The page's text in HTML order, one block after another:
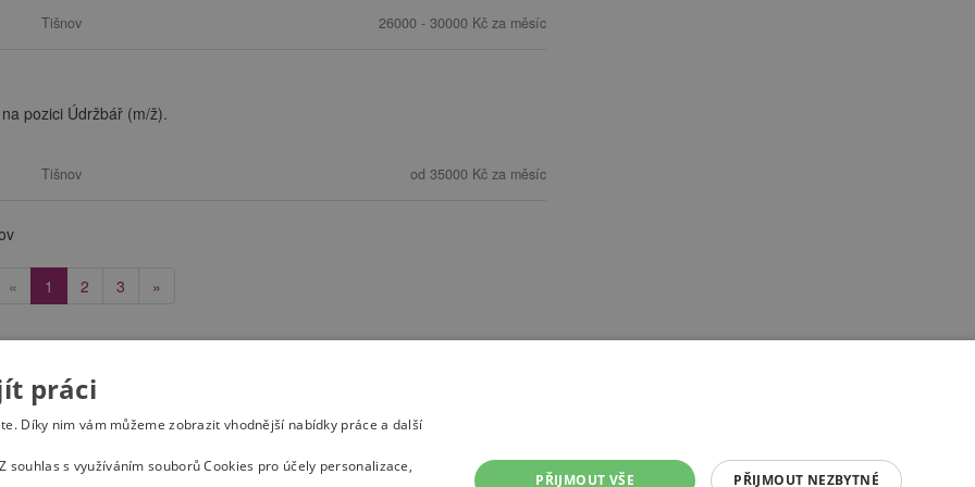
Tišnov 26000 - 30000 Kč za měsíc
pozici Údržbář (m/ž).
Tišnov od 35000 Kč za měsíc
« 1 (current)
2 3 »
práci
Díky nim vám můžeme zobrazit vhodnější nabídky práce a další
souhlas s využíváním souborů Cookies pro účely personalizace,
PŘIJMOUT VŠE PŘIJMOUT NEZBYTNÉ